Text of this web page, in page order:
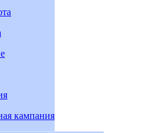
кампания